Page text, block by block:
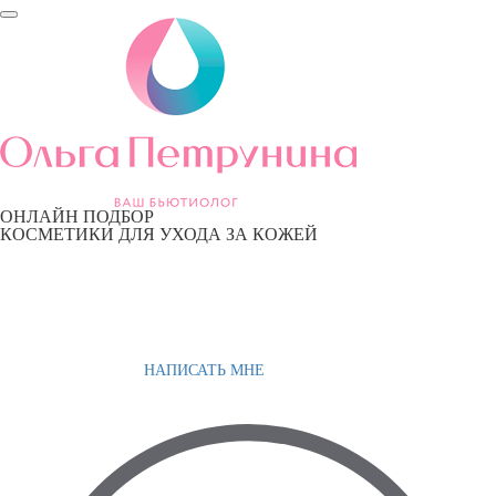
ОНЛАЙН ПОДБОР
КОСМЕТИКИ ДЛЯ УХОДА ЗА КОЖЕЙ
НАПИСАТЬ МНЕ